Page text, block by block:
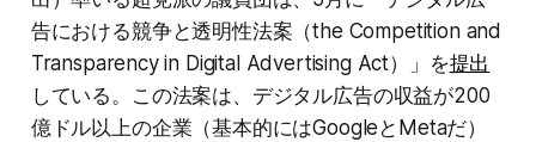
告における競争と透明性法案（the Competition and
Transparency in Digital Advertising Act）」を提出
している。この法案は、デジタル広告の収益が200
億ドル以上の企業（基本的にはGoogleとMetaだ）